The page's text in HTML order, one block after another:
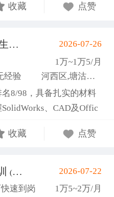
收藏 点赞
机械/仪器仪表,生产管理/研发 (高蕾)
2026-07-26
1万~1万5/月
经验
河西区,塘沽区,东丽区
8/98，具备扎实的材料
、CAD及Offic
验设计与数据分析;曾带
力，责任心强，渴望将
收藏 点赞
(汤山文)
2026-07-22
速到岗
1万5~2万/月